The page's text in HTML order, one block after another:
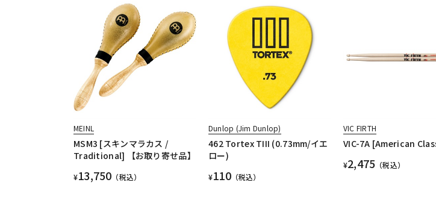
MEINL
MSM3 [スキンマラカス /
Traditional] 【お取り寄せ品】
¥13,750 （税込）
Dunlop (Jim Dunlop)
462 Tortex TIII (0.73mm/イエ
ロー)
¥110（税込）
VIC FIRTH
VIC-7A [American
¥2,475 （税込）